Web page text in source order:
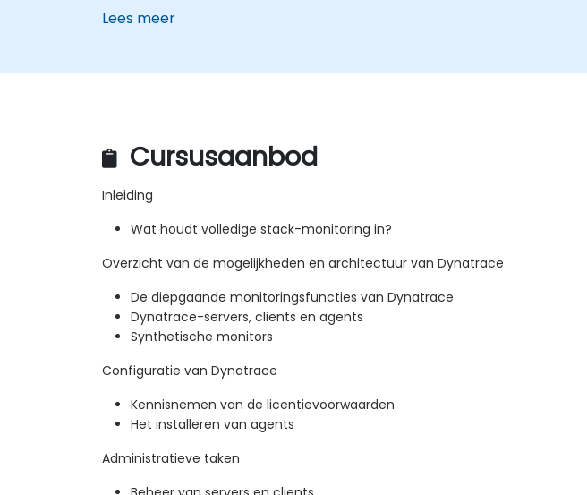
Lees meer
Cursusaanbod
Inleiding
Wat houdt volledige stack-monitoring in?
Overzicht van de mogelijkheden en architectuur van Dynatrace
De diepgaande monitoringsfuncties van Dynatrace
Dynatrace-servers, clients en agents
Synthetische monitors
Configuratie van Dynatrace
Kennisnemen van de licentievoorwaarden
Het installeren van agents
Administratieve taken